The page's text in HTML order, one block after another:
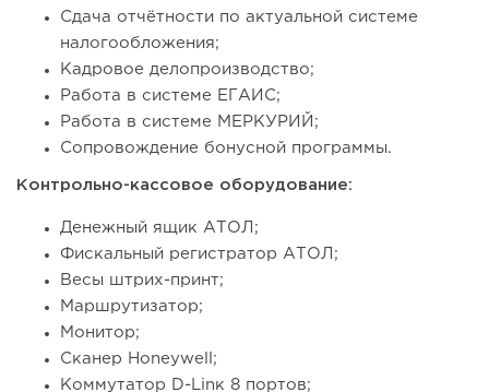
Сдача отчётности по актуальной системе
налогообложения;
Кадровое делопроизводство;
Работа в системе ЕГАИС;
Работа в системе МЕРКУРИЙ;
Сопровождение бонусной программы.
Контрольно-кассовое оборудование:
Денежный ящик АТОЛ;
Фискальный регистратор АТОЛ;
Весы штрих-принт;
Маршрутизатор;
Монитор;
Сканер Honeywell;
Коммутатор D-Linк 8 портов;